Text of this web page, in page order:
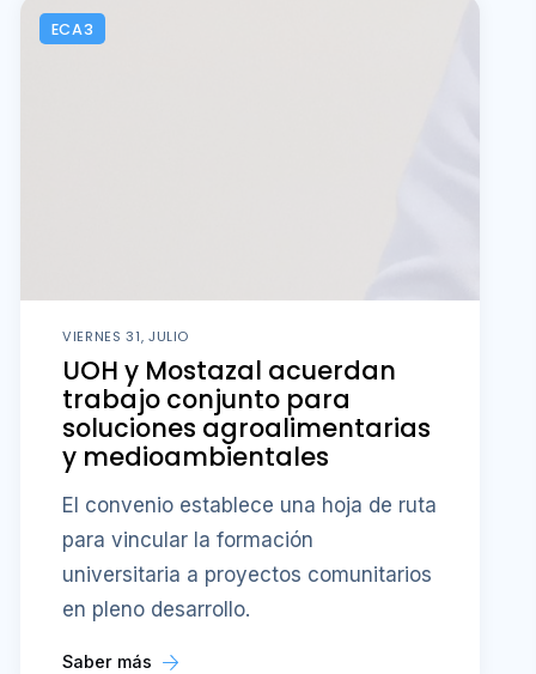
ECA3
VIERNES 31, JULIO
UOH y Mostazal acuerdan
trabajo conjunto para
soluciones agroalimentarias
y medioambientales
El convenio establece una hoja de ruta
para vincular la formación
universitaria a proyectos comunitarios
en pleno desarrollo.
Saber más